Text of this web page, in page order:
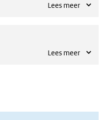
Lees meer
Lees meer